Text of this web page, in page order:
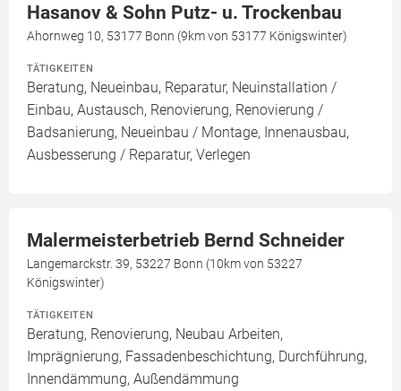
Hasanov & Sohn Putz- u. Trockenbau
Ahornweg 10, 53177 Bonn (9km von 53177 Königswinter)
TÄTIGKEITEN
Beratung, Neueinbau, Reparatur, Neuinstallation /
Einbau, Austausch, Renovierung, Renovierung /
Badsanierung, Neueinbau / Montage, Innenausbau,
Ausbesserung / Reparatur, Verlegen
Malermeisterbetrieb Bernd Schneider
Langemarckstr. 39, 53227 Bonn (10km von 53227
Königswinter)
TÄTIGKEITEN
Beratung, Renovierung, Neubau Arbeiten,
Imprägnierung, Fassadenbeschichtung, Durchführung,
Innendämmung, Außendämmung